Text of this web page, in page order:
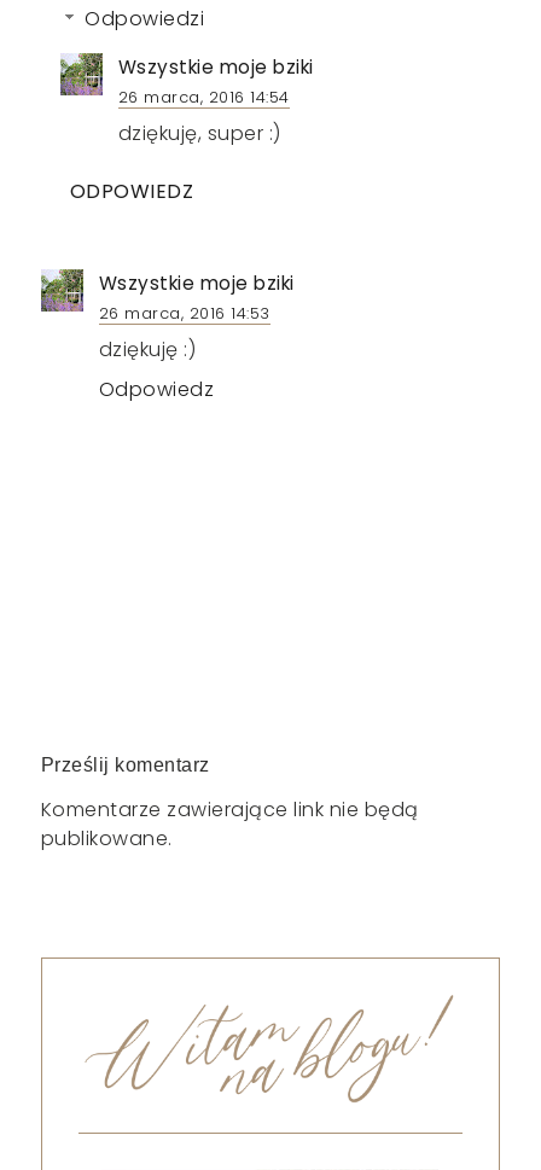
Odpowiedzi
Wszystkie moje bziki
26 marca, 2016 14:54
dziękuję, super :)
ODPOWIEDZ
Wszystkie moje bziki
26 marca, 2016 14:53
dziękuję :)
Odpowiedz
Prześlij komentarz
Komentarze zawierające link nie będą
publikowane.